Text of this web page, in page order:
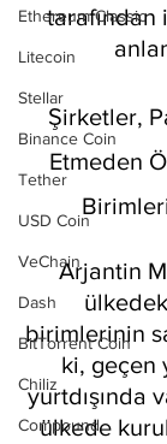
Ethereum Classic
Litecoin
Stellar
Binance Coin
Tether
USD Coin
VeChain
Dash
BitTorrent Coin
Chiliz
Compound
tarafından
Şirketler,
Etmeden
Arjantin
birimlerinin
ki, geçen
yurtdışında
ülkede